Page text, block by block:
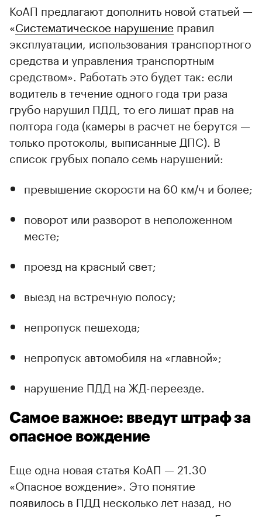
КоАП предлагают дополнить новой статьей —
«Систематическое нарушение правил
эксплуатации, использования транспортного
средства и управления транспортным
средством». Работать это будет так: если
водитель в течение одного года три раза
грубо нарушил ПДД, то его лишат прав на
полтора года (камеры в расчет не берутся —
только протоколы, выписанные ДПС). В
список грубых попало семь нарушений:
превышение скорости на 60 км/ч и более;
поворот или разворот в неположенном
месте;
проезд на красный свет;
выезд на встречную полосу;
непропуск пешехода;
непропуск автомобиля на «главной»;
нарушение ПДД на ЖД-переезде.
Самое важное: введут штраф за
опасное вождение
Еще одна новая статья КоАП — 21.30
«Опасное вождение». Это понятие
появилось в ПДД несколько лет назад, но